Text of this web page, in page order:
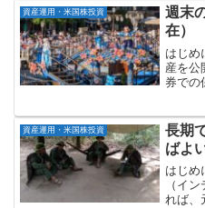
て書い
には、
資産運用・米国株投資
週末
在）
はじめ
産を公
券での
ード
現在）
資産運用・米国株投資
長期
ばよ
はじめ
（イ
れば、